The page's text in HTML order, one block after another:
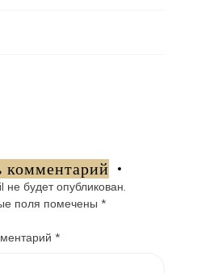
комментарий
будет опубликован.
поля помечены *
*